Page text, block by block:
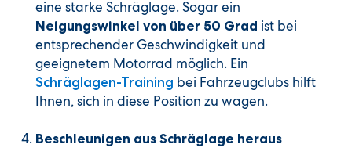
eine starke Schräglage. Sogar ein
Neigungswinkel von über 50 Grad ist bei
entsprechender Geschwindigkeit und
geeignetem Motorrad möglich. Ein
Schräglagen-Training bei Fahrzeugclubs hilft
Ihnen, sich in diese Position zu wagen.
Beschleunigen aus Schräglage heraus